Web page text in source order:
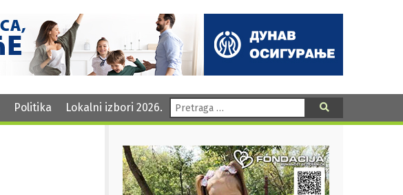
Politika Lokalni izbori 2026. Pretraga: